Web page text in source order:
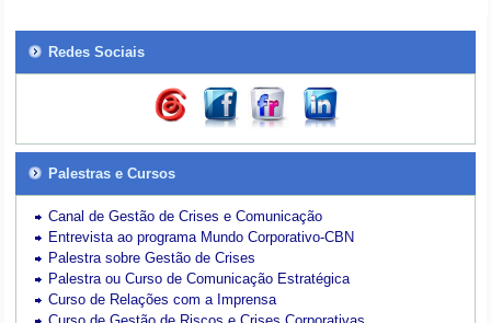
Redes Sociais
Palestras e Cursos
Canal de Gestão de Crises e Comunicação
Entrevista ao programa Mundo Corporativo-CBN
Palestra sobre Gestão de Crises
Palestra ou Curso de Comunicação Estratégica
Curso de Relações com a Imprensa